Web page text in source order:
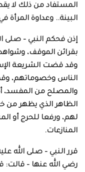
المستفاد من ذلك لا
البينة.. وعداوة المرأة
إذن فحكم النبي – صلى
بقرائن الموقف،
وقد قضت الشريعة
الناس وخصوماتهم،
والمصلح من المفسد،
الظاهر الذي يظهر من
لهم، ورفعا للحرج أو
المنازعات.
قرر النبي – صلى الله
رضي الله عنها – قالت: